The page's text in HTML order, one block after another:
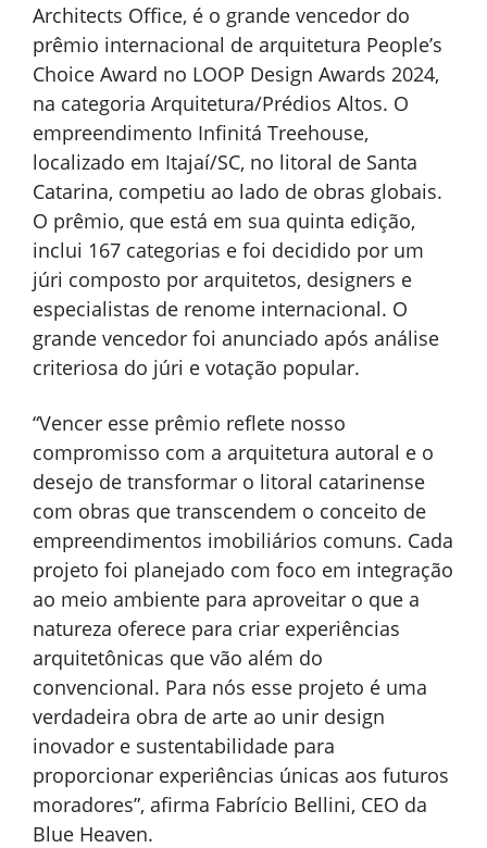
Architects Office, é o grande vencedor do
prêmio internacional de arquitetura People’s
Choice Award no LOOP Design Awards 2024,
na categoria Arquitetura/Prédios Altos. O
empreendimento Infinitá Treehouse,
localizado em Itajaí/SC, no litoral de Santa
Catarina, competiu ao lado de obras globais.
O prêmio, que está em sua quinta edição,
inclui 167 categorias e foi decidido por um
júri composto por arquitetos, designers e
especialistas de renome internacional. O
grande vencedor foi anunciado após análise
criteriosa do júri e votação popular.
“Vencer esse prêmio reflete nosso
compromisso com a arquitetura autoral e o
desejo de transformar o litoral catarinense
com obras que transcendem o conceito de
empreendimentos imobiliários comuns. Cada
projeto foi planejado com foco em integração
ao meio ambiente para aproveitar o que a
natureza oferece para criar experiências
arquitetônicas que vão além do
convencional. Para nós esse projeto é uma
verdadeira obra de arte ao unir design
inovador e sustentabilidade para
proporcionar experiências únicas aos futuros
moradores”, afirma Fabrício Bellini, CEO da
Blue Heaven.